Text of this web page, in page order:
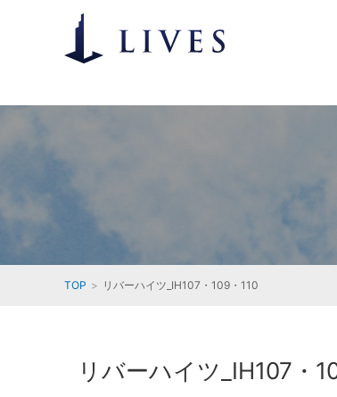
TOP リバーハイツ_IH107・109・110
リバーハイツ_IH107・